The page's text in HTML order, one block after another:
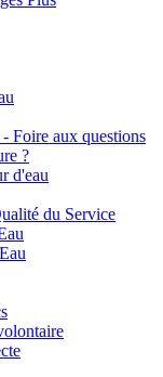
Foire aux questions
?
d'eau
du Service